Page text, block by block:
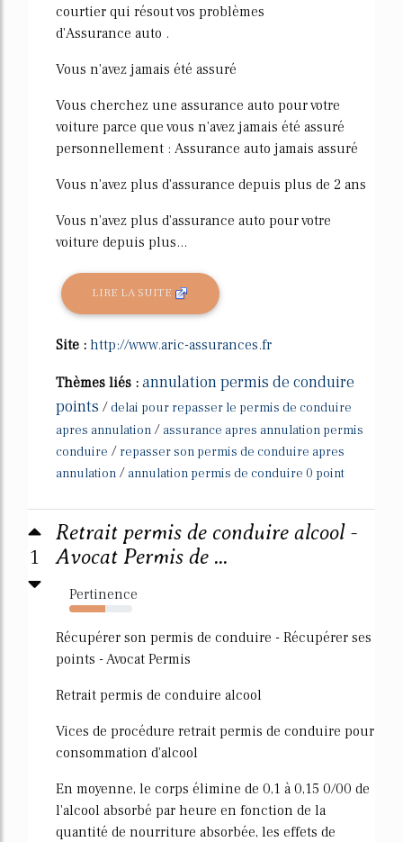
courtier qui résout vos problèmes
d'Assurance auto .
Vous n'avez jamais été assuré
Vous cherchez une assurance auto pour votre
voiture parce que vous n'avez jamais été assuré
personnellement : Assurance auto jamais assuré
Vous n'avez plus d'assurance depuis plus de 2 ans
Vous n'avez plus d'assurance auto pour votre
voiture depuis plus...
LIRE LA SUITE
Site : http://www.aric-assurances.fr
Thèmes liés : annulation permis de conduire
points / delai pour repasser le permis de conduire
apres annulation / assurance apres annulation permis
conduire / repasser son permis de conduire apres
annulation / annulation permis de conduire 0 point
1
Retrait permis de conduire alcool -
Avocat Permis de ...
Pertinence
57%
Récupérer son permis de conduire - Récupérer ses
points - Avocat Permis
Retrait permis de conduire alcool
Vices de procédure retrait permis de conduire pour
consommation d'alcool
En moyenne, le corps élimine de 0,1 à 0,15 0/00 de
l'alcool absorbé par heure en fonction de la
quantité de nourriture absorbée, les effets de